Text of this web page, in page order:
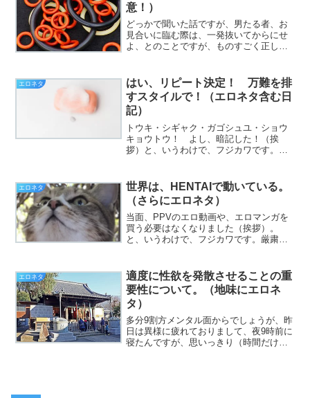
意！）
どっかで聞いた話ですが、男たる者、お
見合いに臨む際は、一発抜いてからにせ
よ、とのことですが、ものすごく正しい
す。アーユーレディ？夕方に、『全自動
搾精機とかないかなあ！』な...
エロネタ
はい、リピート決定！ 万難を排
すスタイルで！（エロネタ含む日
記）
トウキ・シギャク・ガゴシュユ・ショウ
キョウトウ！ よし、暗記した！（挨
拶）と、いうわけで、フジカワです。酒
なかったので、仕方なく妥協した（僕は
基本的に、スーパードライが...
エロネタ
世界は、HENTAIで動いている。
（さらにエロネタ）
当面、PPVのエロ動画や、エロマンガを
買う必要はなくなりました（挨拶）。
と、いうわけで、フジカワです。厳粛で
のか？ と、自問自答せざるを得ない月
曜日、皆様いかがお過ごし...
エロネタ
適度に性欲を発散させることの重
要性について。（地味にエロネ
タ）
多分9割方メンタル面からでしょうが、昨
日は異様に疲れておりまして、夜9時前に
寝たんですが、思いっきり（時間だけ